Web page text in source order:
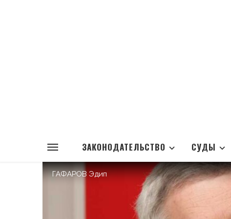
ЗАКОНОДАТЕЛЬСТВО СУДЫ
ГАФАРОВ Эдип